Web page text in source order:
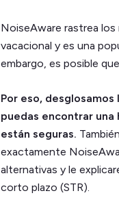
NoiseAware rastrea los
vacacional y es una
embargo, es posible
Por eso,
puedas encontrar
están seguras.
exactamente
alternativas y le
corto plazo (STR).